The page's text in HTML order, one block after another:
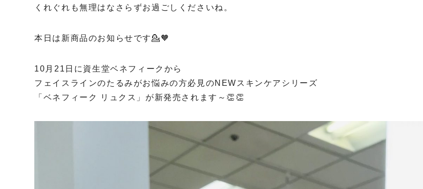
くれぐれも無理はなさらずお過ごしくださいね。
本日は新商品のお知らせです💁🧡
10月21日に資生堂ベネフィークから
フェイスラインのたるみがお悩みの方必見のNEWスキンケアシリーズ
「ベネフィーク リュクス」が新発売されます～👏👏